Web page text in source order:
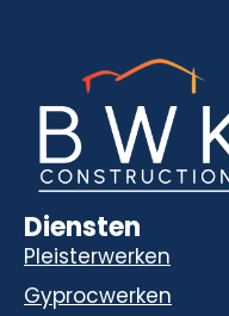
Diensten
Pleisterwerken
Gyprocwerken